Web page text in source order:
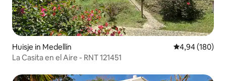
Huisje in Medellín Gemiddelde
4,94 (180)
La Casita en el Aire - RNT 121451